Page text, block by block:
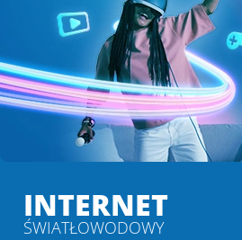
INTERNET
ŚWIATŁOWODOWY